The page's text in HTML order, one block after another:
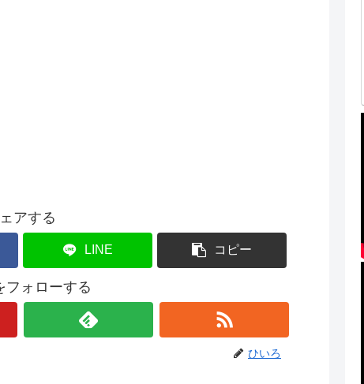
アする
LINE コピー
フォローする
ひいろ